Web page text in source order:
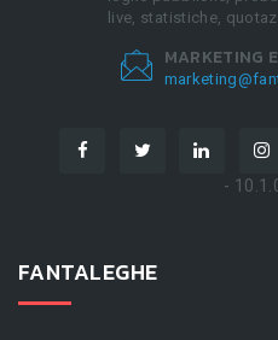
live, statistiche,
MARKETING
-
FANTALEGHE